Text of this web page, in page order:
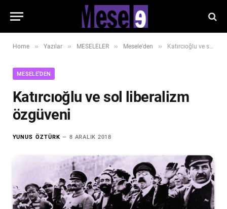
Home » Yazılar » MESELELER » Mesele'den » Katırcıoğlu ve sol liberalizm özgüveni
MESELE'DEN
Katırcıoğlu ve sol liberalizm
özgüveni
YUNUS ÖZTÜRK 8 ARALIK 2018